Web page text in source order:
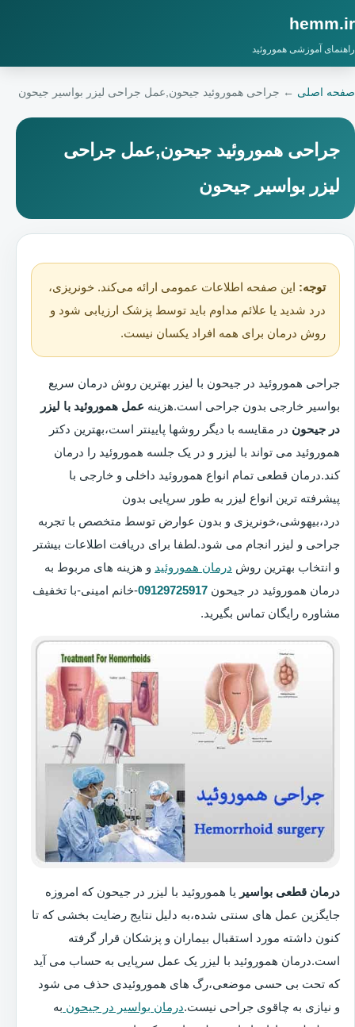
hemm.ir
راهنمای آموزشی هموروئید
صفحه اصلی ← جراحی هموروئید جیحون,عمل جراحی لیزر بواسیر جیحون
جراحی هموروئید جیحون,عمل جراحی
لیزر بواسیر جیحون
توجه: این صفحه اطلاعات عمومی ارائه می‌کند. خونریزی،
درد شدید یا علائم مداوم باید توسط پزشک ارزیابی شود و
روش درمان برای همه افراد یکسان نیست.
جراحی هموروئید در جیحون با لیزر بهترین روش درمان سریع
بواسیر خارجی بدون جراحی است.هزینه عمل هموروئید با لیزر
در جیحون در مقایسه با دیگر روشها پایینتر است،بهترین دکتر
هموروئید می تواند با لیزر و در یک جلسه هموروئید را درمان
کند.درمان قطعی تمام انواع هموروئید داخلی و خارجی با
پیشرفته ترین انواع لیزر به طور سرپایی بدون
درد،بیهوشی،خونریزی و بدون عوارض توسط متخصص با تجربه
جراحی و لیزر انجام می شود.لطفا برای دریافت اطلاعات بیشتر
و انتخاب بهترین روش درمان هموروئید و هزینه های مربوط به
درمان هموروئید در جیحون 09129725917-خانم امینی-با تخفیف
مشاوره رایگان تماس بگیرید.
درمان قطعی بواسیر یا هموروئید با لیزر در جیحون که امروزه
جایگزین عمل های سنتی شده،به دلیل نتایج رضایت بخشی که تا
کنون داشته مورد استقبال بیماران و پزشکان قرار گرفته
است.درمان هموروئید با لیزر یک عمل سرپایی به حساب می آید
که تحت بی حسی موضعی،رگ های هموروئیدی حذف می شود
و نیازی به چاقوی جراحی نیست.درمان بواسیر در جیحون به